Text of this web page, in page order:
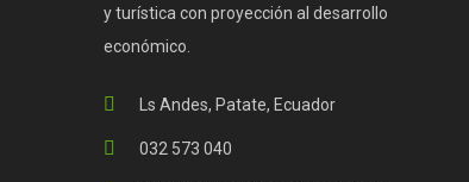
y turística con proyección al desarrollo
económico.
Ls Andes, Patate, Ecuador
032 573 040